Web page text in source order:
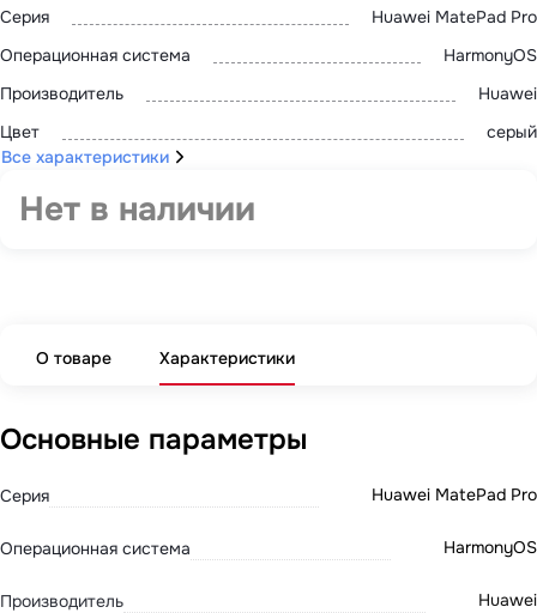
Сумки и рюкзаки
Ремешки
Красота и здоровье
Роутеры
Серия
Huawei MatePad Pro
Операционная система
HarmonyOS
Производитель
Huawei
Цвет
серый
Все характеристики
Нет в наличии
О товаре Характеристики
Основные параметры
Серия Huawei MatePad Pro
Операционная система HarmonyOS
Производитель Huawei